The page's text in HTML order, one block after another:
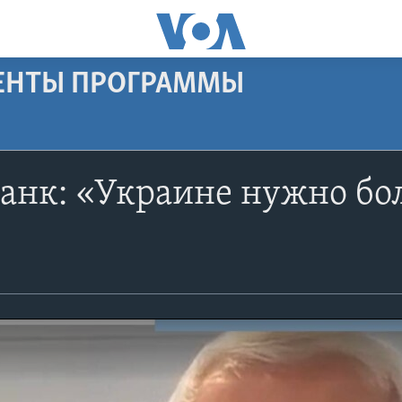
ПРОГРАММЫ
«Украине нужно